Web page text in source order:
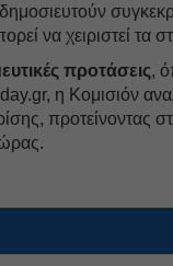
να χειριστεί τα
προτάσεις,
η Κομισιόν
προτείνοντας